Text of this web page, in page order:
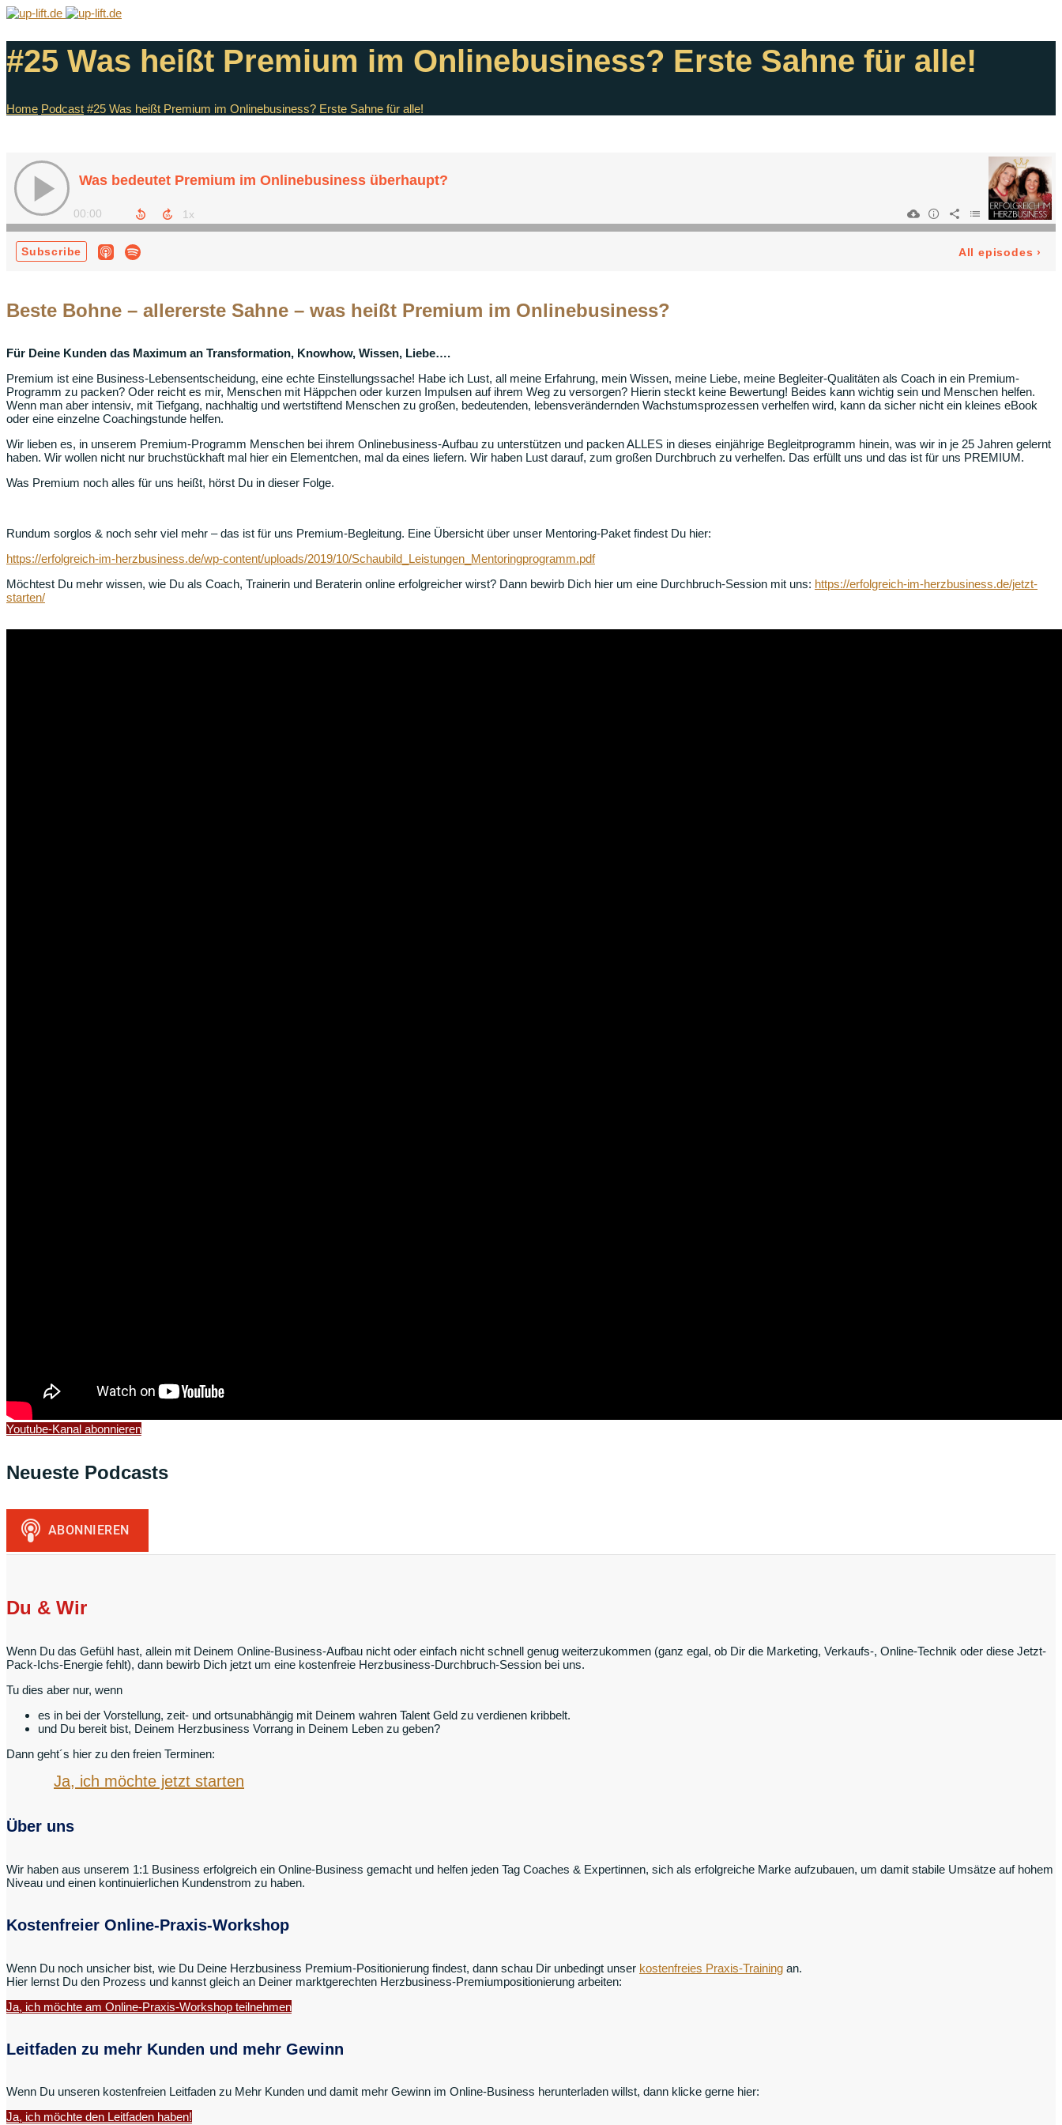
#25 Was heißt Premium im Onlinebusiness? Erste Sahne für alle!
Home Podcast #25 Was heißt Premium im Onlinebusiness? Erste Sahne für alle!
Beste Bohne – allererste Sahne – was heißt Premium im Onlinebusiness?
Für Deine Kunden das Maximum an Transformation, Knowhow, Wissen, Liebe….
Premium ist eine Business-Lebensentscheidung, eine echte Einstellungssache! Habe ich Lust, all meine Erfahrung, mein Wissen, meine Liebe, meine Begleiter-Qualitäten als Coach in ein Premium-
Programm zu packen? Oder reicht es mir, Menschen mit Häppchen oder kurzen Impulsen auf ihrem Weg zu versorgen? Hierin steckt keine Bewertung! Beides kann wichtig sein und Menschen helfen.
Wenn man aber intensiv, mit Tiefgang, nachhaltig und wertstiftend Menschen zu großen, bedeutenden, lebensverändernden Wachstumsprozessen verhelfen wird, kann da sicher nicht ein kleines eBook
oder eine einzelne Coachingstunde helfen.
Wir lieben es, in unserem Premium-Programm Menschen bei ihrem Onlinebusiness-Aufbau zu unterstützen und packen ALLES in dieses einjährige Begleitprogramm hinein, was wir in je 25 Jahren gelernt
haben. Wir wollen nicht nur bruchstückhaft mal hier ein Elementchen, mal da eines liefern. Wir haben Lust darauf, zum großen Durchbruch zu verhelfen. Das erfüllt uns und das ist für uns PREMIUM.
Was Premium noch alles für uns heißt, hörst Du in dieser Folge.
Rundum sorglos & noch sehr viel mehr – das ist für uns Premium-Begleitung. Eine Übersicht über unser Mentoring-Paket findest Du hier:
https://erfolgreich-im-herzbusiness.de/wp-content/uploads/2019/10/Schaubild_Leistungen_Mentoringprogramm.pdf
Möchtest Du mehr wissen, wie Du als Coach, Trainerin und Beraterin online erfolgreicher wirst? Dann bewirb Dich hier um eine Durchbruch-Session mit uns: https://erfolgreich-im-herzbusiness.de/jetzt-
starten/
Youtube-Kanal abonnieren
Neueste Podcasts
Du & Wir
Wenn Du das Gefühl hast, allein mit Deinem Online-Business-Aufbau nicht oder einfach nicht schnell genug weiterzukommen (ganz egal, ob Dir die Marketing, Verkaufs-, Online-Technik oder diese Jetzt-
Pack-Ichs-Energie fehlt), dann bewirb Dich jetzt um eine kostenfreie Herzbusiness-Durchbruch-Session bei uns.
Tu dies aber nur, wenn
es in bei der Vorstellung, zeit- und ortsunabhängig mit Deinem wahren Talent Geld zu verdienen kribbelt.
und Du bereit bist, Deinem Herzbusiness Vorrang in Deinem Leben zu geben?
Dann geht´s hier zu den freien Terminen:
Ja, ich möchte jetzt starten
Über uns
Wir haben aus unserem 1:1 Business erfolgreich ein Online-Business gemacht und helfen jeden Tag Coaches & Expertinnen, sich als erfolgreiche Marke aufzubauen, um damit stabile Umsätze auf hohem
Niveau und einen kontinuierlichen Kundenstrom zu haben.
Kostenfreier Online-Praxis-Workshop
Wenn Du noch unsicher bist, wie Du Deine Herzbusiness Premium-Positionierung findest, dann schau Dir unbedingt unser kostenfreies Praxis-Training an.
Hier lernst Du den Prozess und kannst gleich an Deiner marktgerechten Herzbusiness-Premiumpositionierung arbeiten:
Ja, ich möchte am Online-Praxis-Workshop teilnehmen
Leitfaden zu mehr Kunden und mehr Gewinn
Wenn Du unseren kostenfreien Leitfaden zu Mehr Kunden und damit mehr Gewinn im Online-Business herunterladen willst, dann klicke gerne hier:
Ja, ich möchte den Leitfaden haben!